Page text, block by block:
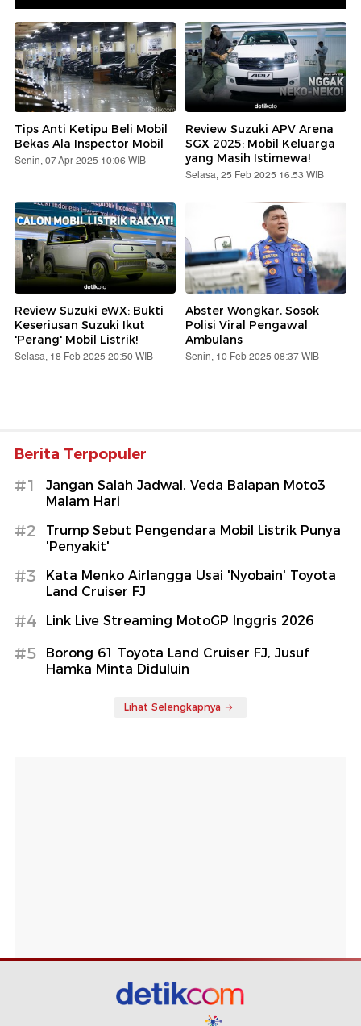
Tips Anti Ketipu Beli Mobil
Bekas Ala Inspector Mobil
Senin, 07 Apr 2025 10:06 WIB
Review Suzuki APV Arena
SGX 2025: Mobil Keluarga
yang Masih Istimewa!
Selasa, 25 Feb 2025 16:53 WIB
Review Suzuki eWX: Bukti
Keseriusan Suzuki Ikut
'Perang' Mobil Listrik!
Selasa, 18 Feb 2025 20:50 WIB
Abster Wongkar, Sosok
Polisi Viral Pengawal
Ambulans
Senin, 10 Feb 2025 08:37 WIB
Berita Terpopuler
#1
Jangan Salah Jadwal, Veda Balapan Moto3
Malam Hari
#2
Trump Sebut Pengendara Mobil Listrik Punya
'Penyakit'
#3
Kata Menko Airlangga Usai 'Nyobain' Toyota
Land Cruiser FJ
#4 Link Live Streaming MotoGP Inggris 2026
#5
Borong 61 Toyota Land Cruiser FJ, Jusuf
Hamka Minta Diduluin
Lihat Selengkapnya